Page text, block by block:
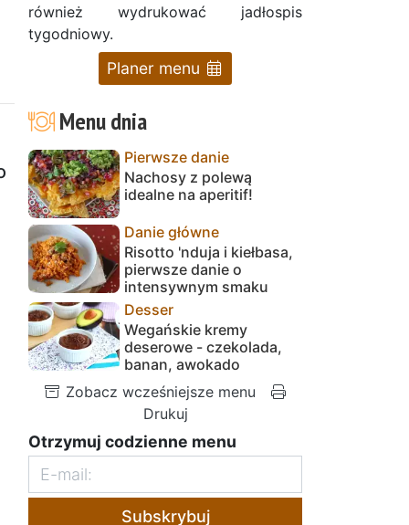
również wydrukować jadłospis
tygodniowy.
Planer menu
Menu dnia
Pierwsze danie
Nachosy z polewą
idealne na aperitif!
Danie główne
Risotto 'nduja i kiełbasa,
pierwsze danie o
intensywnym smaku
Desser
Wegańskie kremy
deserowe - czekolada,
banan, awokado
Zobacz wcześniejsze menu
Drukuj
Otrzymuj codzienne menu
Subskrybuj